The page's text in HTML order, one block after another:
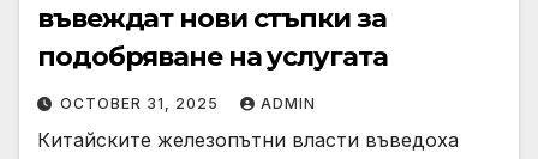
въвеждат нови стъпки за
подобряване на услугата
OCTOBER 31, 2025 ADMIN
Китайските железопътни власти въведоха